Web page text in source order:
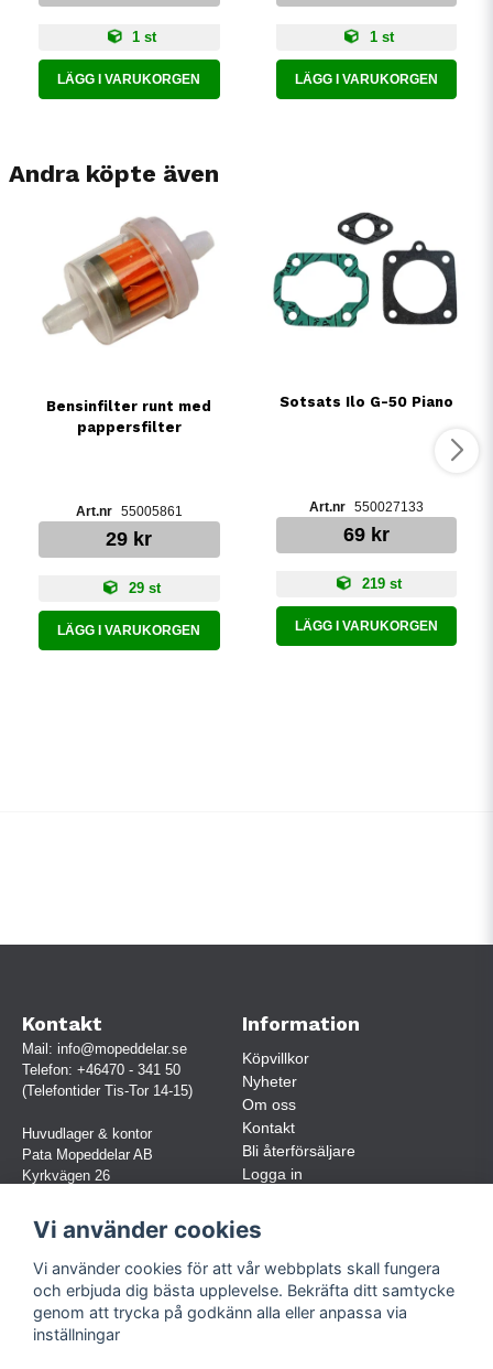
1 st
LÄGG I VARUKORGEN
1 st
LÄGG I VARUKORGEN
Andra köpte även
Bensinfilter runt med
pappersfilter
55005861
29 kr
29 st
LÄGG I VARUKORGEN
Sotsats Ilo G-50 Piano
550027133
69 kr
219 st
LÄGG I VARUKORGEN
Kontakt
Mail: info@mopeddelar.se
Telefon: +46470 - 341 50
(Telefontider Tis-Tor 14-15)
Huvudlager & kontor
Pata Mopeddelar AB
Kyrkvägen 26
(OBS. Endast förbokade besök)
Org.nr:
559030-5248
Jur. namn: Pata Mopeddelar AB
Information
Köpvillkor
Nyheter
Om oss
Kontakt
Bli återförsäljare
Logga in
Följ oss
Vi använder cookies
Vi använder cookies för att vår webbplats skall fungera
och erbjuda dig bästa upplevelse. Bekräfta ditt samtycke
genom att trycka på godkänn alla eller anpassa via
inställningar